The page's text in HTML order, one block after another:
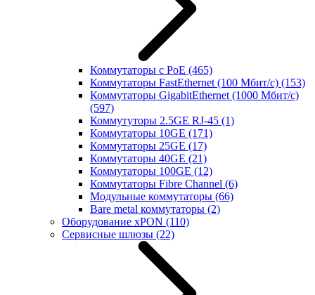
Коммутаторы с PoE (465)
Коммутаторы FastEthernet (100 Мбит/с) (153)
Коммутаторы GigabitEthernet (1000 Мбит/с)
(597)
Коммутуторы 2.5GE RJ-45 (1)
Коммутаторы 10GE (171)
Коммутаторы 25GE (17)
Коммутаторы 40GE (21)
Коммутаторы 100GE (12)
Коммутаторы Fibre Channel (6)
Модульные коммутаторы (66)
Bare metal коммутаторы (2)
Оборудование xPON (110)
Сервисные шлюзы (22)